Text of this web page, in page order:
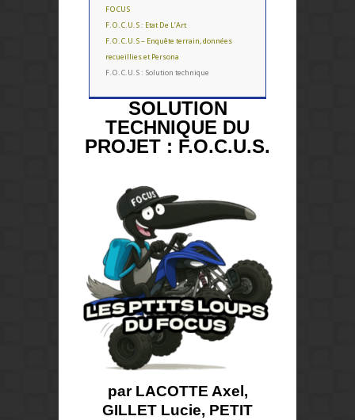
FOCUS
F.O.C.U.S : Etat De L’Art
F.O.C.U.S – Enquête terrain, données
recueillies et Persona
F.O.C.U.S : Solution technique
SOLUTION
TECHNIQUE DU
PROJET : F.O.C.U.S.
par LACOTTE Axel,
GILLET Lucie, PETIT